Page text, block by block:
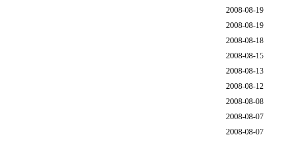
2008-08-19
2008-08-19
2008-08-18
2008-08-15
2008-08-13
2008-08-12
2008-08-08
2008-08-07
2008-08-07